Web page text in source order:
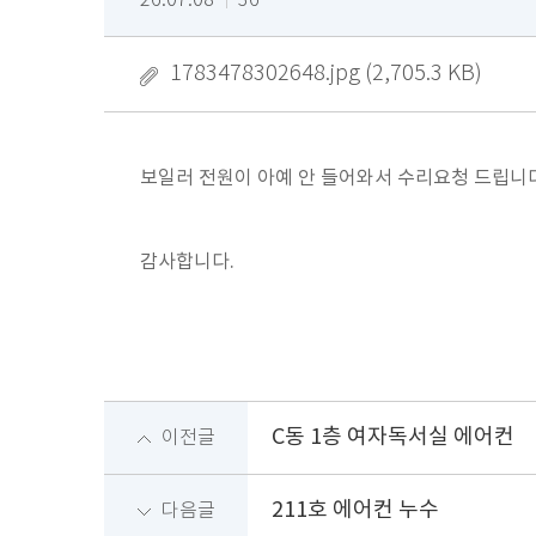
1783478302648.jpg (2,705.3 KB)
보일러 전원이 아예 안 들어와서 수리요청 드립니
감사합니다.
이전글 C동 1층 여자독서실 에어컨
다음글 211호 에어컨 누수